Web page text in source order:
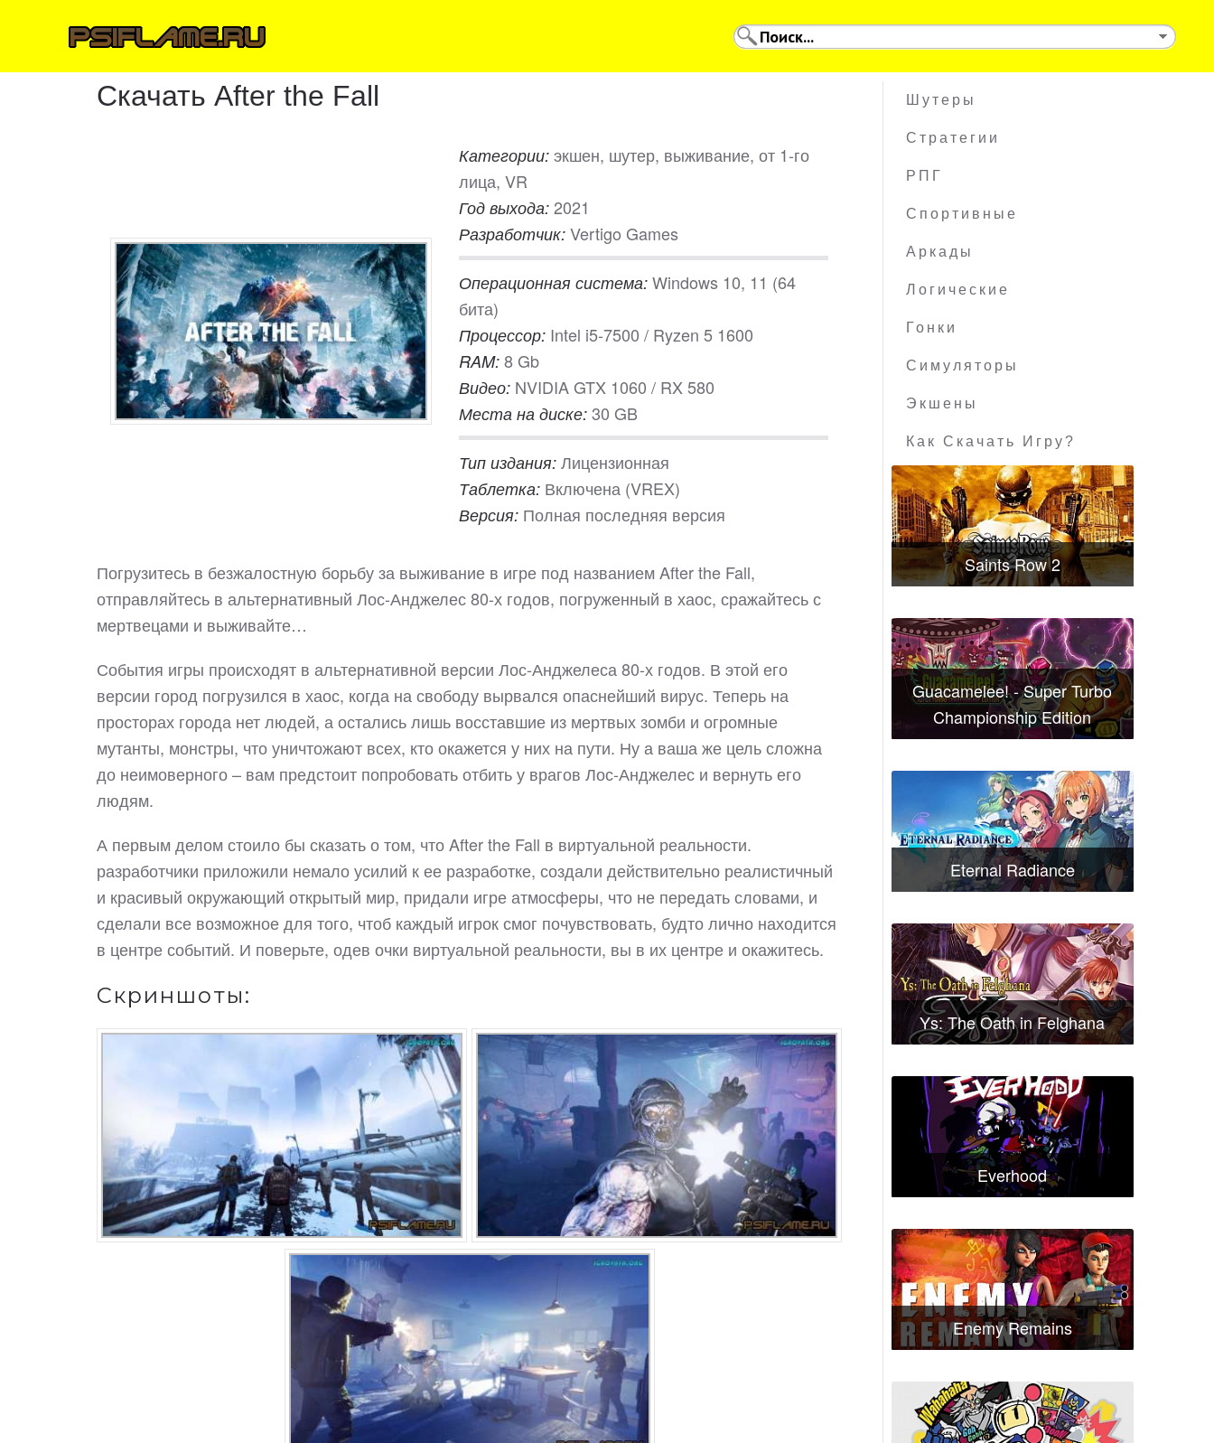
Скачать After the Fall
Категории: экшен, шутер, выживание, от 1-го
лица, VR
Год выхода: 2021
Разработчик: Vertigo Games
Операционная система: Windows 10, 11 (64
бита)
Процессор: Intel i5-7500 / Ryzen 5 1600
RAM: 8 Gb
Видео: NVIDIA GTX 1060 / RX 580
Места на диске: 30 GB
Тип издания: Лицензионная
Таблетка: Включена (VREX)
Версия: Полная последняя версия
Погрузитесь в безжалостную борьбу за выживание в игре под названием After the Fall,
отправляйтесь в альтернативный Лос-Анджелес 80-х годов, погруженный в хаос, сражайтесь с
мертвецами и выживайте…
События игры происходят в альтернативной версии Лос-Анджелеса 80-х годов. В этой его
версии город погрузился в хаос, когда на свободу вырвался опаснейший вирус. Теперь на
просторах города нет людей, а остались лишь восставшие из мертвых зомби и огромные
мутанты, монстры, что уничтожают всех, кто окажется у них на пути. Ну а ваша же цель сложна
до неимоверного – вам предстоит попробовать отбить у врагов Лос-Анджелес и вернуть его
людям.
А первым делом стоило бы сказать о том, что After the Fall в виртуальной реальности.
разработчики приложили немало усилий к ее разработке, создали действительно реалистичный
и красивый окружающий открытый мир, придали игре атмосферы, что не передать словами, и
сделали все возможное для того, чтоб каждый игрок смог почувствовать, будто лично находится
в центре событий. И поверьте, одев очки виртуальной реальности, вы в их центре и окажитесь.
Скриншоты:
Шутеры
Стратегии
РПГ
Спортивные
Аркады
Логические
Гонки
Симуляторы
Экшены
Как Скачать Игру?
Saints Row 2
Guacamelee! - Super Turbo
Championship Edition
Eternal Radiance
Ys: The Oath in Felghana
Everhood
Enemy Remains